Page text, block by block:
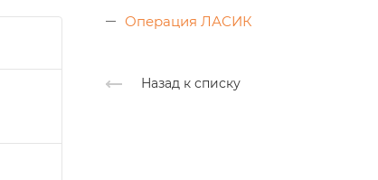
Операция ЛАСИК
Назад к списку